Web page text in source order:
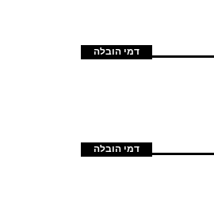
דמי הובלה
דמי הובלה